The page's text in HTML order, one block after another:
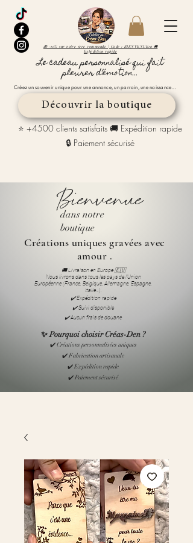
Bienvenue
dans notre
boutique
Créations uniques gravées avec
amour .
🚚 Livraison en Europe 🇪🇺
Nous livrons dans tous les pays de l’Union
Européenne (France, Belgique, Allemagne, Espagne,
Italie…).
✔️ Expédition rapide
✔️ Suivi disponible
✔️ Aucun frais de douane
✨ Pourquoi choisir Créas-Den ?
✔️ Créations personnalisées uniques
✔️ Fabrication artisanale
✔️ Expédition rapide
✔️ Paiement sécurisé
Le cadeau personnalisé qui fait
pleurer d’émotion...
Découvrir la boutique
⭐ +4500 clients satisfaits 🚚 Expédition rapide
🔒 Paiement sécurisé
🎁 -10% sur votre 1ère commande | Code : BIENVENUE10 🚚
Expédition rapide
Créez un souvenir unique pour une annonce, un parrain, une naissance…